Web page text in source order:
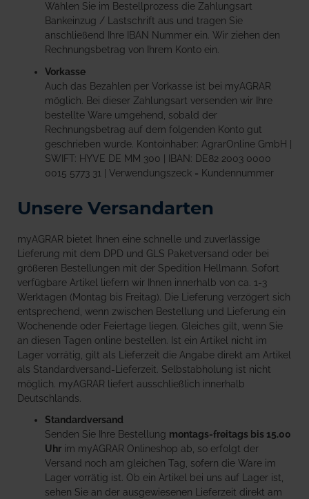
Wählen Sie im Bestellprozess die Zahlungsart
Bankeinzug / Lastschrift aus und tragen Sie
anschließend Ihre IBAN Nummer ein. Wir ziehen den
Rechnungsbetrag von Ihrem Konto ein.
Vorkasse
Auch das Bezahlen per Vorkasse ist bei myAGRAR
möglich. Bei dieser Zahlungsart versenden wir Ihre
bestellte Ware umgehend, sobald der
Rechnungsbetrag auf dem folgenden Konto gut
geschrieben wurde. Kontoinhaber: AgrarOnline GmbH |
SWIFT: HYVE DE MM 300 | IBAN: DE82 2003 0000
0015 5773 31 | Verwendungszeck = Kundennummer
Unsere Versandarten
myAGRAR bietet Ihnen eine schnelle und zuverlässige
Lieferung mit dem DPD und GLS Paketversand oder bei
größeren Bestellungen mit der Spedition Hellmann. Sofort
verfügbare Artikel liefern wir Ihnen innerhalb von ca. 1-3
Werktagen (Montag bis Freitag). Die Lieferung verzögert sich
entsprechend, wenn zwischen Bestellung und Lieferung ein
Wochenende oder Feiertage liegen. Gleiches gilt, wenn Sie
an diesen Tagen online bestellen. Ist ein Artikel nicht im
Lager vorrätig, gilt als Lieferzeit die Angabe direkt am Artikel
als Standardversand-Lieferzeit. Selbstabholung ist nicht
möglich. myAGRAR liefert ausschließlich innerhalb
Deutschlands.
Standardversand
Senden Sie Ihre Bestellung montags-freitags bis 15.00
Uhr im myAGRAR Onlineshop ab, so erfolgt der
Versand noch am gleichen Tag, sofern die Ware im
Lager vorrätig ist. Ob ein Artikel bei uns auf Lager ist,
sehen Sie an der ausgewiesenen Lieferzeit direkt am